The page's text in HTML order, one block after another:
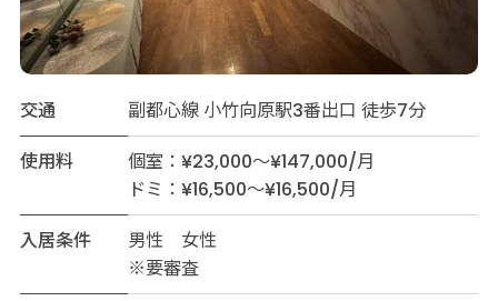
交通
副都心線 小竹向原駅3番出口 徒歩7分
使用料
個室：¥23,000～¥147,000/月
ドミ：¥16,500～¥16,500/月
入居条件
男性 女性
※要審査